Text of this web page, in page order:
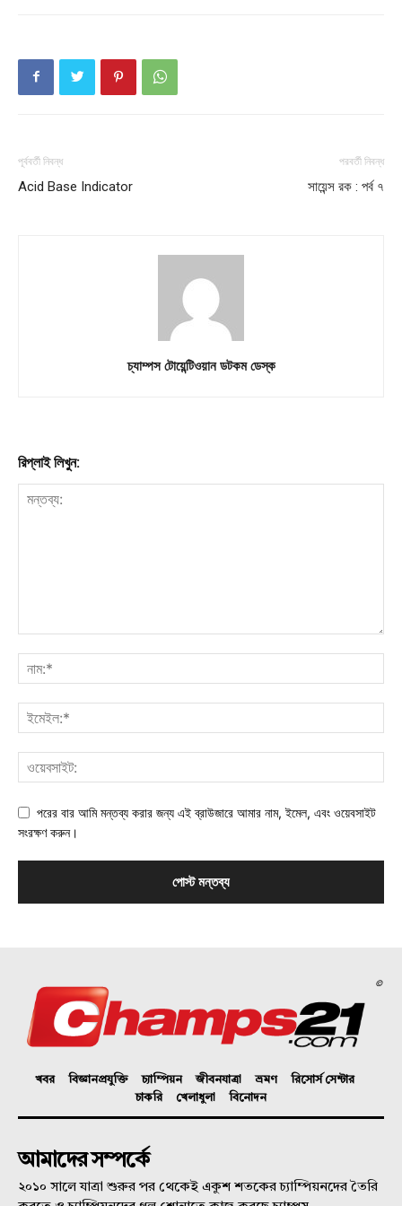
Subscription Plans
My account
পূর্ববর্তী নিবন্ধ
Acid Base Indicator
পরবর্তী নিবন্ধ
সায়েন্স রক : পর্ব ৭
চ্যাম্পস টোয়েন্টিওয়ান ডটকম ডেস্ক
রিপ্লাই লিখুন:
পরের বার আমি মন্তব্য করার জন্য এই ব্রাউজারে আমার নাম, ইমেল, এবং ওয়েবসাইট
সংরক্ষণ করুন।
©
খবর বিজ্ঞানপ্রযুক্তি চ্যাম্পিয়ন জীবনযাত্রা ভ্রমণ
রিসোর্স সেন্টার
চাকরি
খেলাধুলা বিনোদন
আমাদের সম্পর্কে
২০১০ সালে যাত্রা শুরুর পর থেকেই একুশ শতকের চ্যাম্পিয়নদের তৈরি